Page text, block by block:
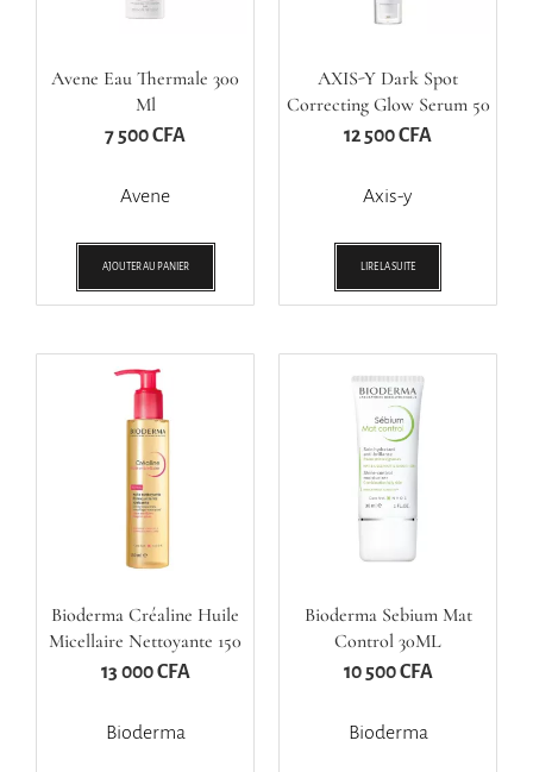
Avene Eau Thermale 300
Ml
7 500CFA
Avene
AJOUTER AU PANIER
AXIS-Y Dark Spot
Correcting Glow Serum 50
Ml
12 500CFA
Axis-y
LIRE LA SUITE
Bioderma Créaline Huile
Micellaire Nettoyante 150
Ml
13 000CFA
Bioderma
Bioderma Sebium Mat
Control 30ML
10 500CFA
Bioderma